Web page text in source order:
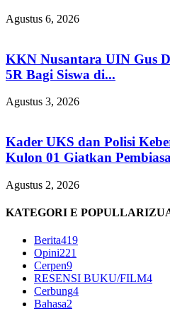
Agustus 6, 2026
KKN Nusantara UIN Gus
5R Bagi Siswa di...
Agustus 3, 2026
Kader UKS dan Polisi
Kulon 01 Giatkan
Agustus 2, 2026
KATEGORI E
Berita419
Opini221
Cerpen9
RESENSI BUKU/FILM4
Cerbung4
Bahasa2